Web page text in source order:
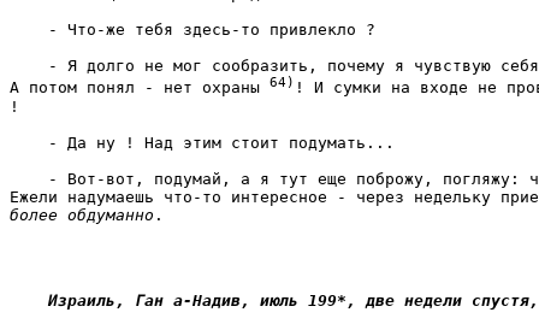
- Что-же тебя здесь-то привлекло ?
- Я долго не мог сообразить, почему я чувствую
А потом понял - нет охраны 64) ! И сумки на входе не
!
- Да ну ! Над этим стоит подумать...
- Вот-вот, подумай, а я тут еще поброжу, погляжу:
Ежели надумаешь что-то интересное - через недельку
более обдуманно .
Израиль, Ган а-Надив, июль 199*, две недели спустя,